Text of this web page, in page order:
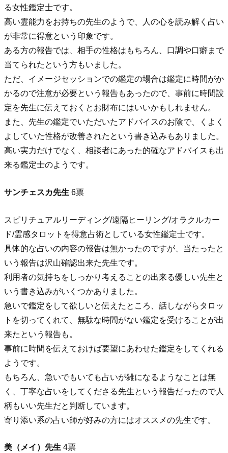
る女性鑑定士です。
高い霊能力をお持ちの先生のようで、人の心を読み解く占い
が非常に得意という印象です。
ある方の報告では、相手の性格はもちろん、口調や口癖まで
当てられたという方もいました。
ただ、イメージセッションでの鑑定の場合は鑑定に時間がか
かるので注意が必要という報告もあったので、事前に時間設
定を先生に伝えておくとお財布にはいいかもしれません。
また、先生の鑑定でいただいたアドバイスのお陰で、くよく
よしていた性格が改善されたという書き込みもありました。
高い実力だけでなく、相談者にあった的確なアドバイスも出
来る鑑定士のようです。
サンチェスカ先生 6票
スピリチュアルリーディング/遠隔ヒーリング/オラクルカー
ド/霊感タロットを得意占術としている女性鑑定士です。
具体的な占いの内容の報告は無かったのですが、当たったと
いう報告は沢山確認出来た先生です。
利用者の気持ちをしっかり考えることの出来る優しい先生と
いう書き込みがいくつかありました。
急いで鑑定をして欲しいと伝えたところ、話しながらタロッ
トを切ってくれて、無駄な時間がない鑑定を受けることが出
来たという報告も。
事前に時間を伝えておけば要望にあわせた鑑定をしてくれる
ようです。
もちろん、急いでもいても占いが雑になるようなことは無
く、丁寧な占いをしてくださる先生という報告だったので人
柄もいい先生だと判断しています。
寄り添い系の占い師が好みの方にはオススメの先生です。
美（メイ）先生 4票